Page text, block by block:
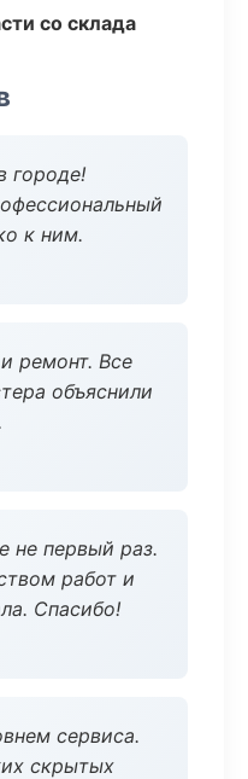
со склада
городе!
к ним.
ремонт. Все
объяснили
не первый раз.
работ и
Спасибо!
сервиса.
скрытых